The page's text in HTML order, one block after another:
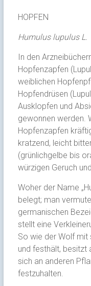
HOPFEN
Humulus lupulus L.
In den
Hopfenzapfen
weiblichen
Hopfendrüsen
Ausklopfen und
gewonnen werden.
Hopfenzapfen
kratzend, leicht
(grünlichgelbe bis
würzigen Geruch
Woher der Name
belegt; man
germanischen
stellt eine
So wie der Wolf mit
und festhält, besitzt
sich an anderen
festzuhalten.